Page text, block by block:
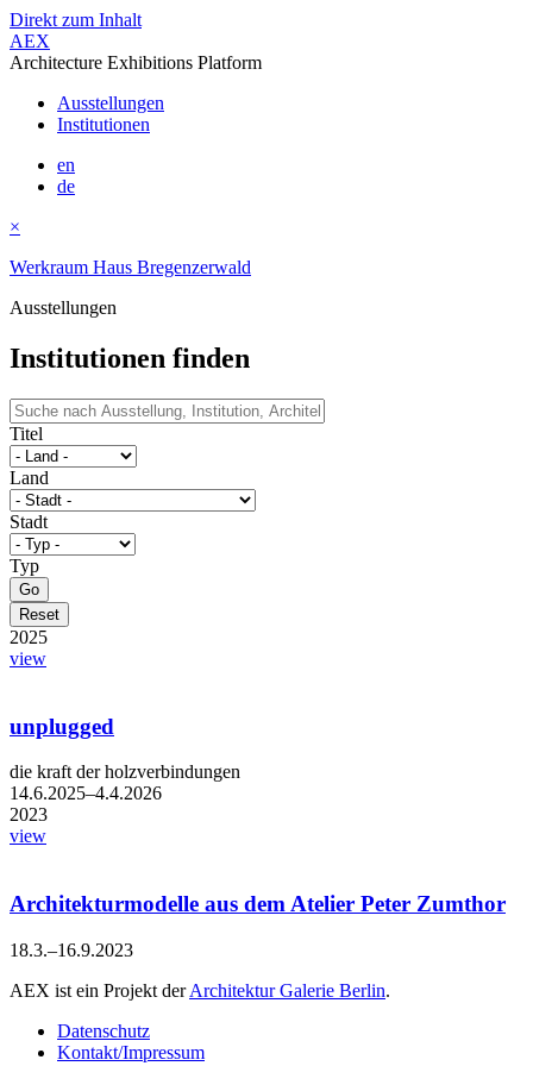
Direkt zum Inhalt
AEX
Architecture Exhibitions Platform
Ausstellungen
Institutionen
en
de
×
Werkraum Haus Bregenzerwald
Ausstellungen
Institutionen finden
Titel
Land
Stadt
Typ
2025
view
unplugged
die kraft der holzverbindungen
14.6.2025–4.4.2026
2023
view
Architekturmodelle aus dem Atelier Peter Zumthor
18.3.–16.9.2023
AEX ist ein Projekt derArchitektur Galerie Berlin.
Datenschutz
Kontakt/Impressum